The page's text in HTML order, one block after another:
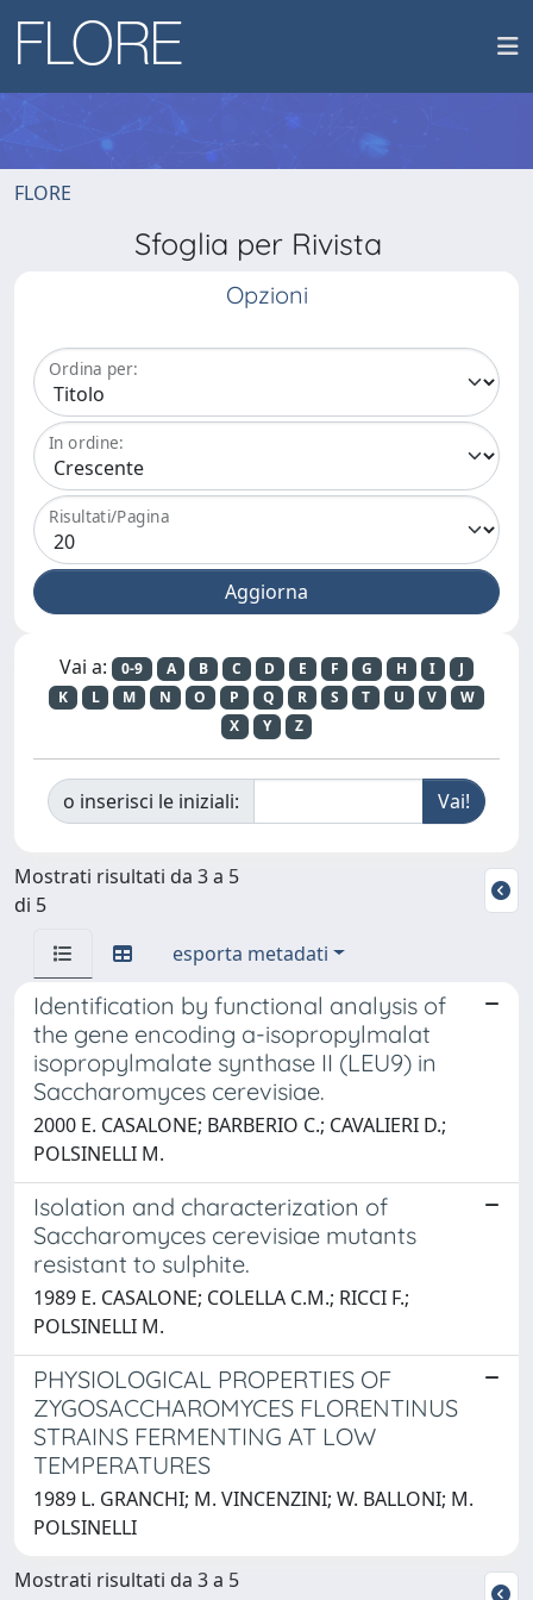
FLORE
Sfoglia per Rivista
Opzioni
Ordina per:
In ordine:
Risultati/Pagina
Vai a: 0-9 A B C D E F G H I
J
K
L M N O P Q R S T U V
W
X
Y Z
o inserisci le iniziali:
Mostrati risultati da 3 a 5
di 5
esporta metadati
Identification by functional analysis of
the gene encoding a-isopropylmalat
isopropylmalate synthase II (LEU9) in
Saccharomyces cerevisiae.
2000 E. CASALONE; BARBERIO C.; CAVALIERI D.;
POLSINELLI M.
Isolation and characterization of
Saccharomyces cerevisiae mutants
resistant to sulphite.
1989 E. CASALONE; COLELLA C.M.; RICCI F.;
POLSINELLI M.
PHYSIOLOGICAL PROPERTIES OF
ZYGOSACCHAROMYCES FLORENTINUS
STRAINS FERMENTING AT LOW
TEMPERATURES
1989 L. GRANCHI; M. VINCENZINI; W. BALLONI; M.
POLSINELLI
Mostrati risultati da 3 a 5